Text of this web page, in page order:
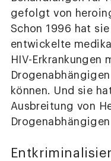
gefolgt von
Schon 1996 hat
entwickelte
HIV-Erkrankungen
können. Und sie
Ausbreitung von